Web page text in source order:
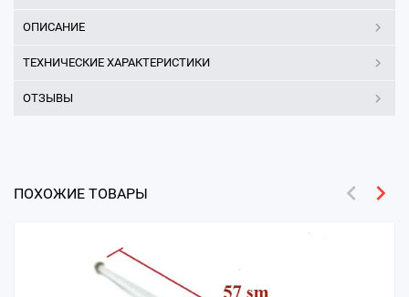
ОПИСАНИЕ
ТЕХНИЧЕСКИЕ ХАРАКТЕРИСТИКИ
ОТЗЫВЫ
ПОХОЖИЕ ТОВАРЫ